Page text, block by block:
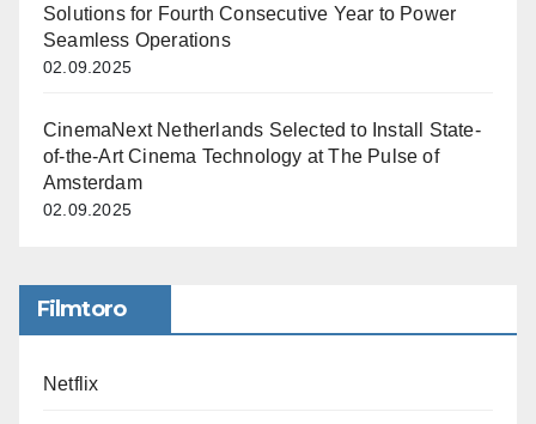
Solutions for Fourth Consecutive Year to Power
Seamless Operations
02.09.2025
CinemaNext Netherlands Selected to Install State-
of-the-Art Cinema Technology at The Pulse of
Amsterdam
02.09.2025
Filmtoro
Netflix